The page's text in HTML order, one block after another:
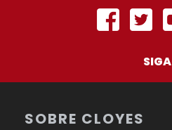
SIGA
SOBRE CLOYES